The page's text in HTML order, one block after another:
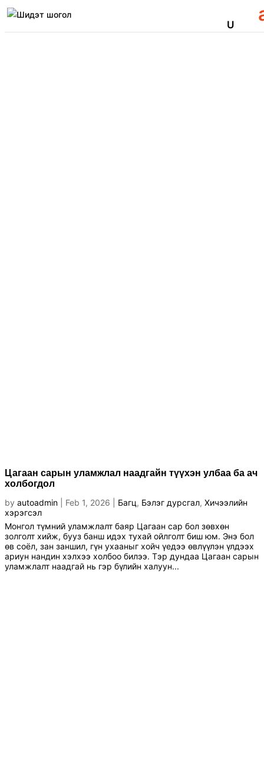
Цагаан сарын уламжлал наадгайн түүхэн улбаа ба ач
холбогдол
by autoadmin Feb 1, 2026 Багц, Бэлэг дурсгал, Хичээлийн
хэрэгсэл
Монгол түмний уламжлалт баяр Цагаан сар бол зөвхөн
золголт хийж, бууз банш идэх тухай ойлголт биш юм. Энэ бол
өв соёл, зан заншил, гүн ухааныг хойч үедээ өвлүүлэн үлдээх
ариун нандин хэлхээ холбоо билээ. Тэр дундаа Цагаан сарын
уламжлалт наадгай нь гэр бүлийн халуун...